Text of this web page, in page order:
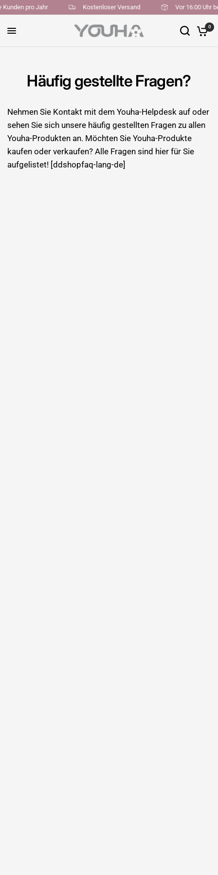
Kunden pro Jahr Kostenloser Versand Vor 16:00
0
Häufig gestellte Fragen?
Nehmen Sie Kontakt mit dem Youha-Helpdesk auf oder
sehen Sie sich unsere häufig gestellten Fragen zu allen
Youha-Produkten an. Möchten Sie Youha-Produkte
kaufen oder verkaufen? Alle Fragen sind hier für Sie
aufgelistet! [ddshopfaq-lang-de]